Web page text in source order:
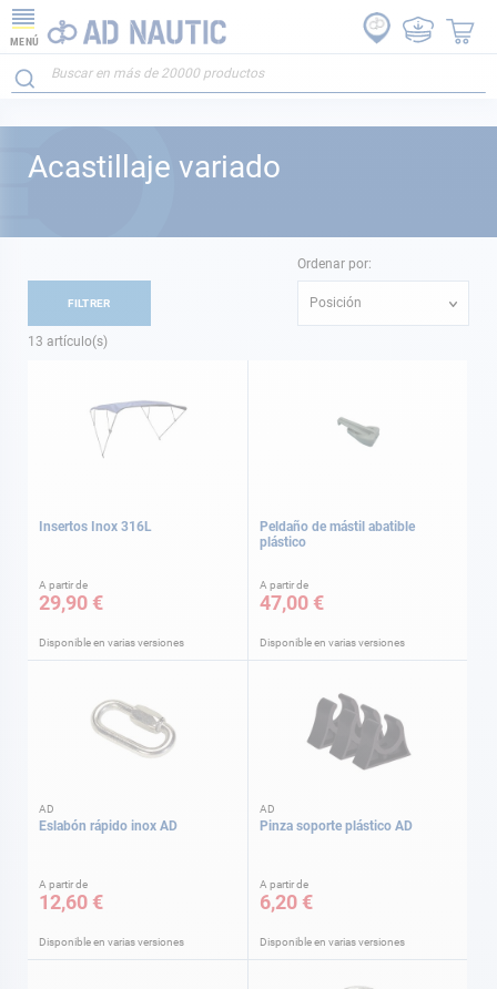
MENÚ
Acastillaje variado
13 artículo(s)
Ordenar por:
Posición
Insertos Inox 316L
A partir de
29,90 €
Disponible en varias versiones
Peldaño de mástil abatible
plástico
A partir de
47,00 €
Disponible en varias versiones
AD
Eslabón rápido inox AD
A partir de
12,60 €
Disponible en varias versiones
AD
Pinza soporte plástico AD
A partir de
6,20 €
Disponible en varias versiones
FILTRER